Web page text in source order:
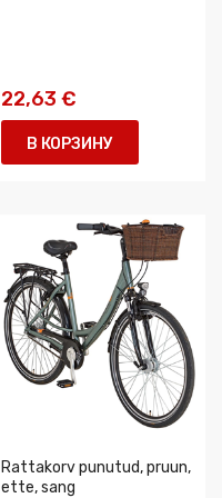
22,63 €
В КОРЗИНУ
Rattakorv punutud, pruun,
ette, sang